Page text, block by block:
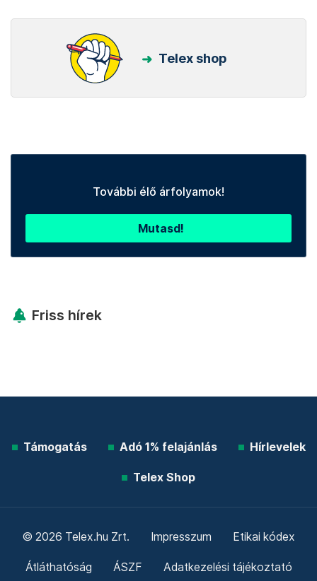
Telex shop
További élő árfolyamok!
Mutasd!
Friss hírek
Támogatás Adó 1% felajánlás Hírlevelek
Telex Shop
© 2026 Telex.hu Zrt. Impresszum Etikai kódex
Átláthatóság ÁSZF Adatkezelési tájékoztató